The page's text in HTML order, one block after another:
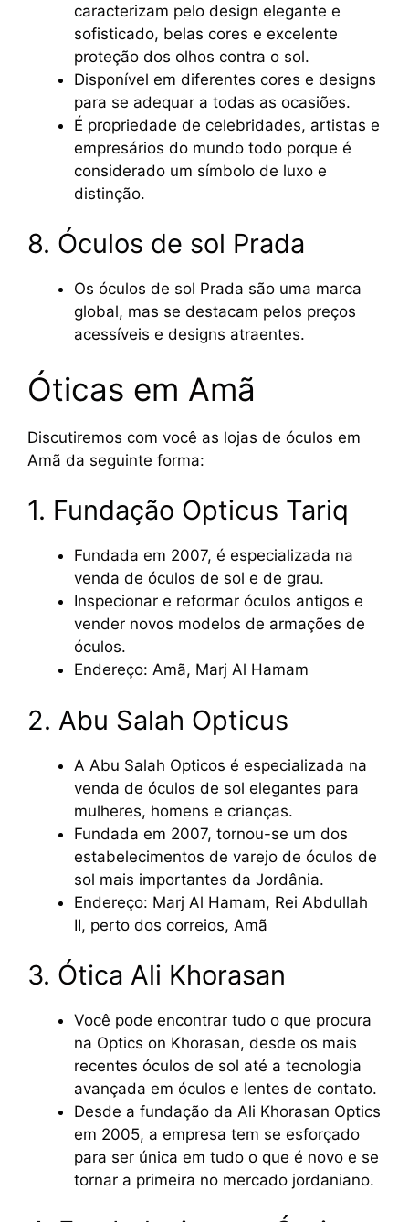
caracterizam pelo design elegante e
sofisticado, belas cores e excelente
proteção dos olhos contra o sol.
Disponível em diferentes cores e designs
para se adequar a todas as ocasiões.
É propriedade de celebridades, artistas e
empresários do mundo todo porque é
considerado um símbolo de luxo e
distinção.
8. Óculos de sol Prada
Os óculos de sol Prada são uma marca
global, mas se destacam pelos preços
acessíveis e designs atraentes.
Óticas em Amã
Discutiremos com você as lojas de óculos em
Amã da seguinte forma:
1. Fundação Opticus Tariq
Fundada em 2007, é especializada na
venda de óculos de sol e de grau.
Inspecionar e reformar óculos antigos e
vender novos modelos de armações de
óculos.
Endereço: Amã, Marj Al Hamam
2. Abu Salah Opticus
A Abu Salah Opticos é especializada na
venda de óculos de sol elegantes para
mulheres, homens e crianças.
Fundada em 2007, tornou-se um dos
estabelecimentos de varejo de óculos de
sol mais importantes da Jordânia.
Endereço: Marj Al Hamam, Rei Abdullah
II, perto dos correios, Amã
3. Ótica Ali Khorasan
Você pode encontrar tudo o que procura
na Optics on Khorasan, desde os mais
recentes óculos de sol até a tecnologia
avançada em óculos e lentes de contato.
Desde a fundação da Ali Khorasan Optics
em 2005, a empresa tem se esforçado
para ser única em tudo o que é novo e se
tornar a primeira no mercado jordaniano.